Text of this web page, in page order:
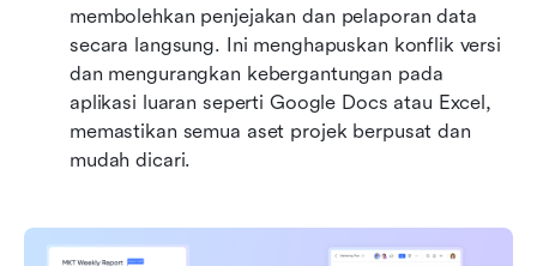
membolehkan penjejakan dan pelaporan data
secara langsung. Ini menghapuskan konflik versi
dan mengurangkan kebergantungan pada
aplikasi luaran seperti Google Docs atau Excel,
memastikan semua aset projek berpusat dan
mudah dicari.